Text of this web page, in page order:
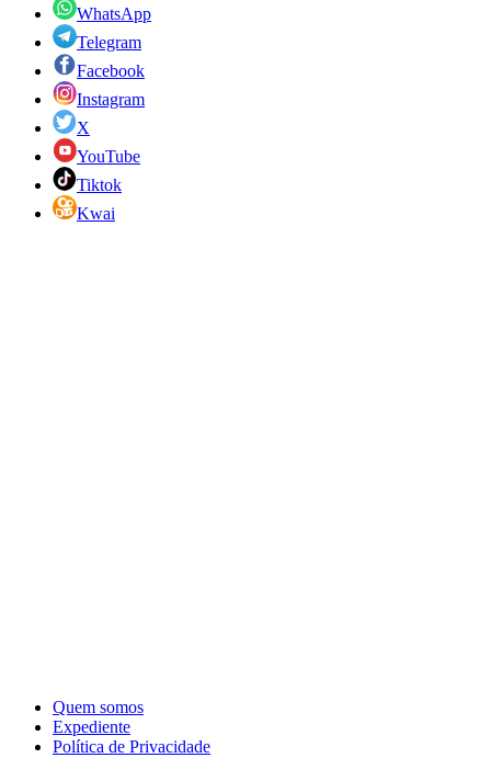
WhatsApp
Telegram
Facebook
Instagram
X
YouTube
Tiktok
Kwai
Quem somos
Expediente
Política de Privacidade